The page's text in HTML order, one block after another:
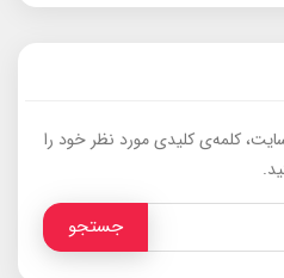
کلمه‌ی کلیدی مورد نظر خود را
جستجو